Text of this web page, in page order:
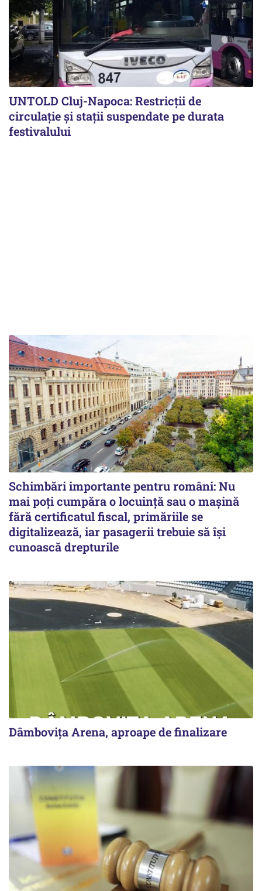
UNTOLD Cluj-Napoca: Restricții de
circulație și stații suspendate pe durata
festivalului
Schimbări importante pentru români: Nu
mai poți cumpăra o locuință sau o mașină
fără certificatul fiscal, primăriile se
digitalizează, iar pasagerii trebuie să își
cunoască drepturile
Dâmbovița Arena, aproape de finalizare